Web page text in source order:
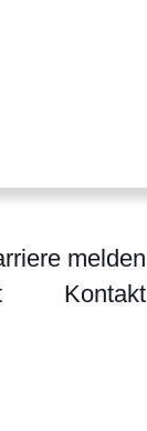
melden
Kontakt